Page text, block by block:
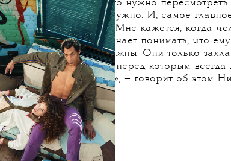
честнее, чем реплики, которые часто
мне захотелось создать настолько же
объектах REDA. Честность проявляется в
прозрачности — любой человек поймет, из
Еще, по мнению дизайнеров, честность — это
к тому, что нас окружает. И самоизоляция, в
сейчас, заставит нас по-честному взглянуть
ценность предметов, которые их наполняют.
звоночек для людей, что нужно пересмотреть
что им нужно, что не нужно. И, самое
жизнь для этих вещей. Мне кажется, когда